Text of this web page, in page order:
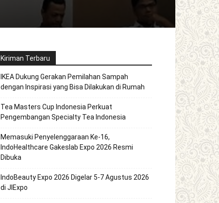
Kiriman Terbaru
IKEA Dukung Gerakan Pemilahan Sampah
dengan Inspirasi yang Bisa Dilakukan di Rumah
Tea Masters Cup Indonesia Perkuat
Pengembangan Specialty Tea Indonesia
Memasuki Penyelenggaraan Ke-16,
IndoHealthcare Gakeslab Expo 2026 Resmi
Dibuka
IndoBeauty Expo 2026 Digelar 5-7 Agustus 2026
di JIExpo